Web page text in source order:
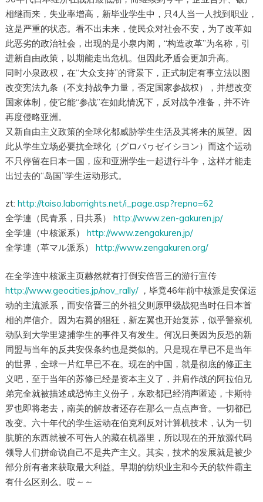
相继而来，失业率增高，新毕业学生中，只4人当一人找到职业，
这是严重的状态。看不出未来，使民众对社会不安，为了改革如
此恶劣的政治社会，出现的是小泉内阁，“构造改革”为名称，引
进新自由政策，以期能走出危机。但因此矛盾会更加升高。
同时小泉政权，在“大众支持”的背景下，正式制定有事立法以图
改变宪法九条（不支持战争力量，否定国家参战权），并想改变
国家体制，使它能“参战”在如此情况下，反对战争准备，并不许
再度侵略亚洲。
又新自由主义政策的全球化都威胁学生生活及其将来的展望。因
此从学生立场必要抗全球化（グロバヮゼイシヨン）而这个运动
不只停留在日本一国，应和亚洲学生一起进行斗争，这样才能走
出过去的“岛国”学生运动形式。
zt: http://taiso.laborrights.net/i_page.asp?repno=62
全学連（民青系，日共系） http://www.zen-gakuren.jp/
全学連（中核派系） http://www.zengakuren.jp/
全学連（革マル派系） http://www.zengakuren.org/
在全学连中核派主页赫然就有打倒安倍晋三的游行宣传
http://www.geocities.jp/nov_rally/，毕竟46年前中核派是安保运
动的主流派系，而安倍晋三的外祖父则原甲级战犯当时任日本首
相的岸信介。因为右翼的猖狂，新左翼也开始复苏，似乎警察机
动队到大学里逮捕学生的事件又有发生。何况日美因为反恐的新
同盟与当年的反共安保条约也是类似的。只是现在早已不是当年
的世界，全球一片红早已不在。现在的中国，就是彻底的修正主
义吧，至于当年的苏修已经是资本主义了，并肩作战的阿拉伯兄
弟完全就被描述成恐怖主义份子，东欧都已经消声匿迹，卡斯特
罗也即将老去，南美的解放者还存在那么一点点声音。一切都已
改变。六十年代的学生运动在伯克利反对计算机技术，认为一切
肮脏的东西就被不可告人的藏在机器里，所以现在的开放源代码
领导人们拼命说自己不是共产主义。其实，技术的发展就是被少
部分所有者来获取最大利益。早期的纺织业主和今天的软件霸主
有什么区别么。哎～～